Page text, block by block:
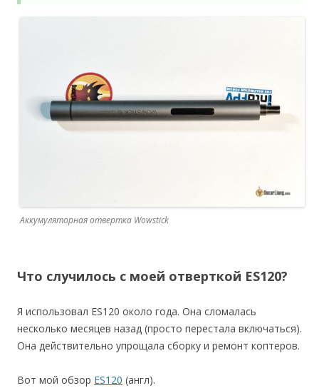
Аккумуляторная отвертка Wowstick
Что случилось с моей отверткой ES120?
Я использовал ES120 около года. Она сломалась
несколько месяцев назад (просто перестала включаться).
Она действительно упрощала сборку и ремонт коптеров.
Вот мой обзор ES120 (англ).